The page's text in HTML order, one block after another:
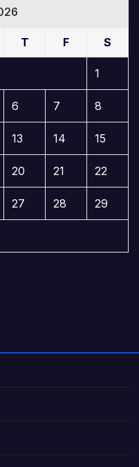
T F S
1
6 7 8
13 14 15
20 21 22
27 28 29